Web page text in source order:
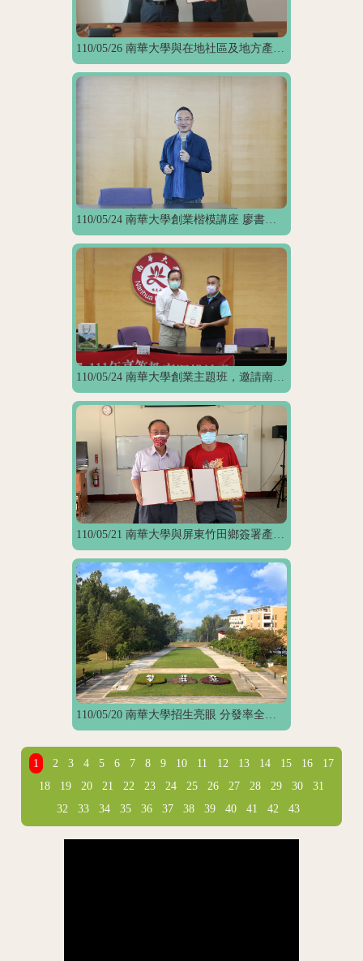
110/05/26 南華大學與在地社區及地方產業連結。
110/05/24 南華大學創業楷模講座 廖書尉董事長開講
110/05/21 南華大學與屏東竹田鄉簽署產學合作
1 2 3 4 5 6 7 8 9 10 11 12 13 14 15 16
17
18
19 20 21 22 23 24 25 26 27 28 29 30
31
32
33 34 35 36 37 38 39 40 41 42 43